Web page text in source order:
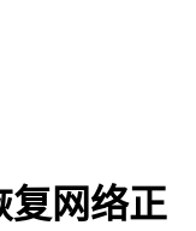
复网络正